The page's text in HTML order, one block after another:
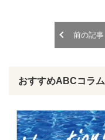
前の記事
おすすめABCコラム